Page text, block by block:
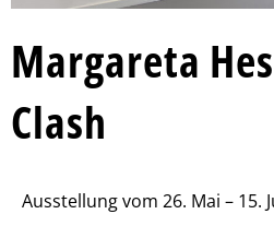
Margareta
Clash
Ausstellung vom 26. Mai – 15.